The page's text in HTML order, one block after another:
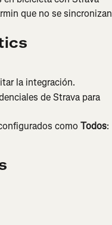
que no se sincronizan
la integración.
de Strava para
como Todos: